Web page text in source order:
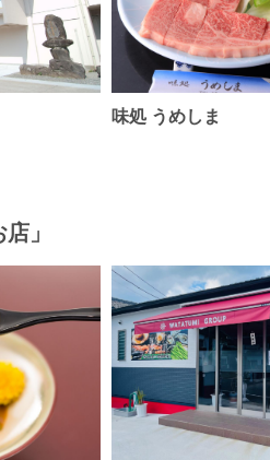
味処 うめしま
」